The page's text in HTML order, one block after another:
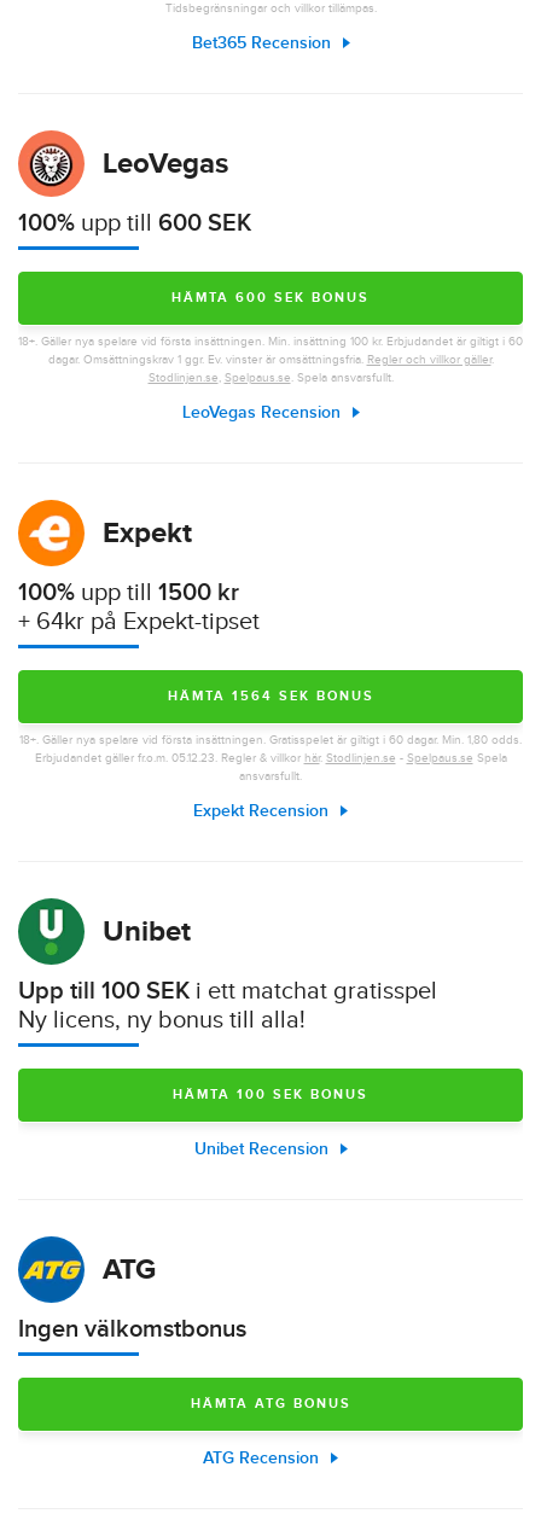
Tidsbegränsningar och villkor tillämpas.
Bet365 Recension
LeoVegas
100% upp till 600 SEK
HÄMTA 600 SEK BONUS
18+. Gäller nya spelare vid första insättningen. Min. insättning 100 kr. Erbjudandet är giltigt i 60
dagar. Omsättningskrav 1 ggr. Ev. vinster är omsättningsfria. Regler och villkor gäller.
Stodlinjen.se, Spelpaus.se. Spela ansvarsfullt.
LeoVegas Recension
Expekt
100% upp till 1500 kr
+ 64kr på Expekt-tipset
HÄMTA 1564 SEK BONUS
18+. Gäller nya spelare vid första insättningen. Gratisspelet är giltigt i 60 dagar. Min. 1,80 odds.
Erbjudandet gäller fr.o.m. 05.12.23. Regler & villkor här. Stodlinjen.se - Spelpaus.se Spela
ansvarsfullt.
Expekt Recension
Unibet
Upp till 100 SEK i ett matchat gratisspel
Ny licens, ny bonus till alla!
HÄMTA 100 SEK BONUS
Unibet Recension
ATG
Ingen välkomstbonus
HÄMTA ATG BONUS
ATG Recension